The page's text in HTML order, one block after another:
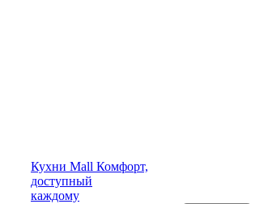
Кухни Mall Комфорт,
доступный
каждому